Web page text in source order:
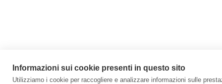
Informazioni sui cookie presenti in questo sito
Utilizziamo i cookie per raccogliere e analizzare informazioni sulle